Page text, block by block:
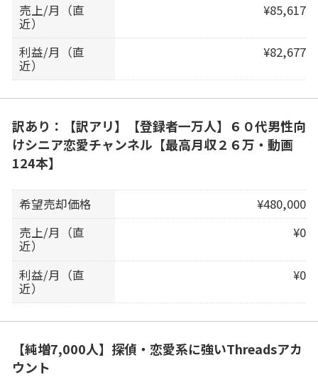
売上/月（直
近）
¥85,617
利益/月（直
近）
¥82,677
訳あり：【訳アリ】【登録者一万人】６０代男性向
けシニア恋愛チャンネル【最高月収２６万・動画
124本】
希望売却価格
¥480,000
売上/月（直
近）
¥0
利益/月（直
近）
¥0
【純増7,000人】探偵・恋愛系に強いThreadsアカ
ウント